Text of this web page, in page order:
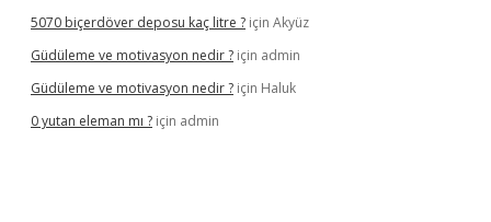
5070 biçerdöver deposu kaç litre ? için Akyüz
Güdüleme ve motivasyon nedir ? için admin
Güdüleme ve motivasyon nedir ? için Haluk
0 yutan eleman mı ? için admin